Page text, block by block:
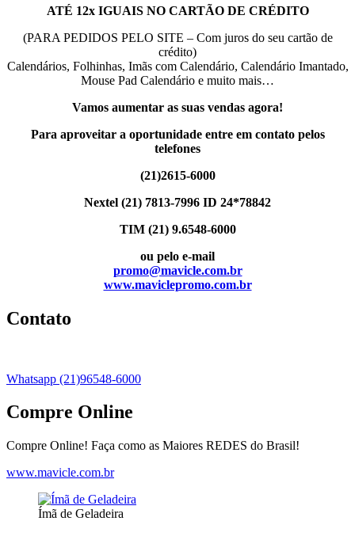
ATÉ 12x IGUAIS NO CARTÃO DE CRÉDITO
(PARA PEDIDOS PELO SITE – Com juros do seu cartão de
crédito)
Calendários, Folhinhas, Imãs com Calendário, Calendário Imantado,
Mouse Pad Calendário e muito mais…
Vamos aumentar as suas vendas agora!
Para aproveitar a oportunidade entre em contato pelos
telefones
(21)2615-6000
Nextel (21) 7813-7996 ID 24*78842
TIM (21) 9.6548-6000
ou pelo e-mail
promo@mavicle.com.br
www.maviclepromo.com.br
Contato
Whatsapp (21)96548-6000
Compre Online
Compre Online! Faça como as Maiores REDES do Brasil!
www.mavicle.com.br
Ímã de Geladeira